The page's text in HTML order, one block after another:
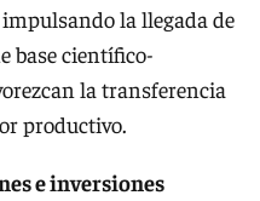
la llegada de
base científico-
la transferencia
productivo.
e inversiones